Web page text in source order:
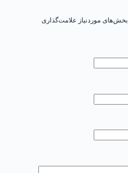
بخش‌های موردنیاز علامت‌گذاری